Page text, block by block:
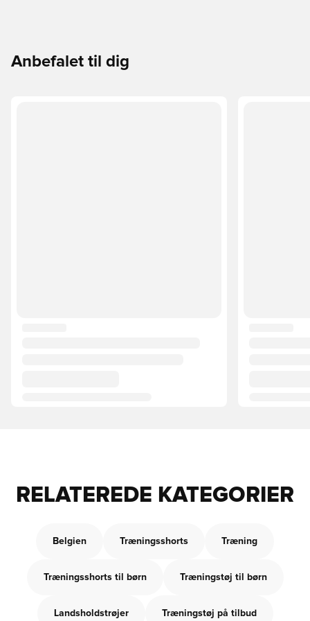
Anbefalet til dig
RELATEREDE KATEGORIER
Belgien Træningsshorts Træning
Træningsshorts til børn Træningstøj til børn
Landsholdstrøjer Træningstøj på tilbud